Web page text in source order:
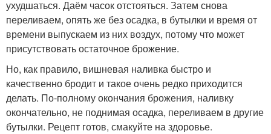
ухудшаться. Даём часок отстояться. Затем снова
переливаем, опять же без осадка, в бутылки и время от
времени выпускаем из них воздух, потому что может
присутствовать остаточное брожение.
Но, как правило, вишневая наливка быстро и
качественно бродит и такое очень редко приходится
делать. По-полному окончания брожения, наливку
окончательно, не поднимая осадка, переливаем в другие
бутылки. Рецепт готов, смакуйте на здоровье.